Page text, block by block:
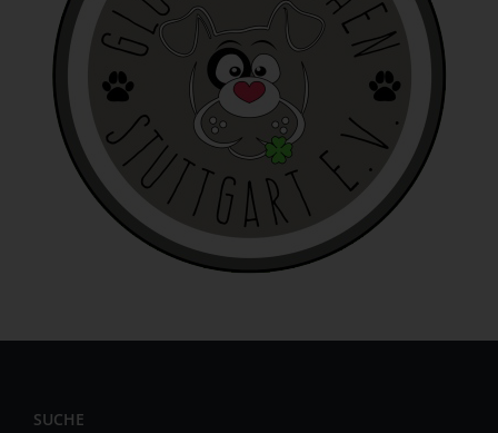
SUCHE
Abfragen, die Verwendung, die Offenlegung durch
Übermittlung, Verbreitung oder eine andere Form der
Bereitstellung, den Abgleich oder die Verknüpfung, die
Einschränkung, das Löschen oder die Vernichtung.
d) Einschränkung der Verarbeitung
Einschränkung der Verarbeitung ist die Markierung
gespeicherter personenbezogener Daten mit dem Ziel,
ihre künftige Verarbeitung einzuschränken.
e) Profiling